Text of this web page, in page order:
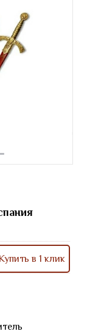
в 1 клик